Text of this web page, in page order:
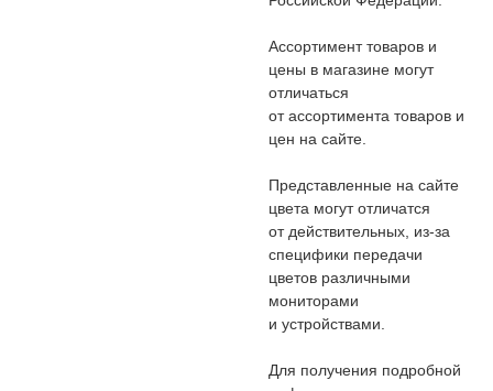
Ассортимент товаров и
цены в магазине могут
отличаться
от ассортимента товаров и
цен на сайте.
Представленные на сайте
цвета могут отличатся
от действительных, из-за
специфики передачи
цветов различными
мониторами
и устройствами.
Для получения подробной